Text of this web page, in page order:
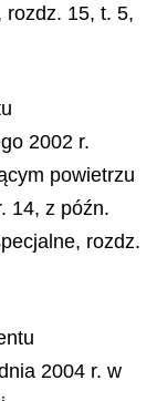
rozdz. 15, t. 5,
2002 r.
powietrzu
14, z późn.
rozdz.
2004 r. w